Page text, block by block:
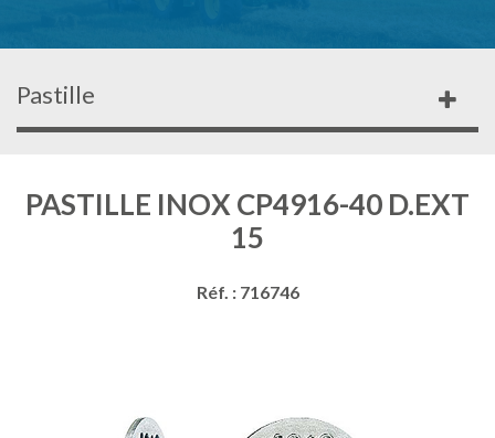
Pastille
PASTILLE INOX CP4916-40 D.EXT
15
Réf. : 716746